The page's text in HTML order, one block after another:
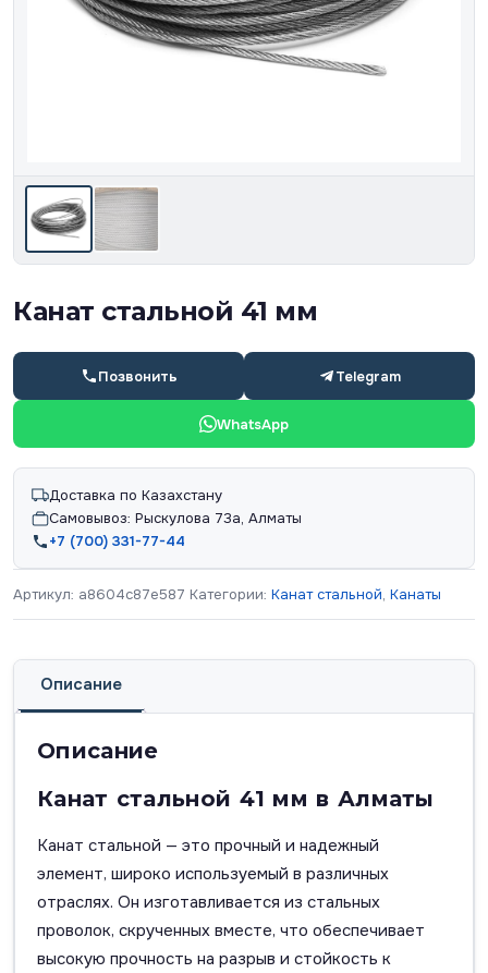
Канат стальной 41 мм
Позвонить Telegram
WhatsApp
Доставка по Казахстану
Самовывоз: Рыскулова 73а, Алматы
+7 (700) 331-77-44
Артикул: a8604c87e587 Категории: Канат стальной, Канаты
Описание
Описание
Канат стальной 41 мм в Алматы
Канат стальной — это прочный и надежный
элемент, широко используемый в различных
отраслях. Он изготавливается из стальных
проволок, скрученных вместе, что обеспечивает
высокую прочность на разрыв и стойкость к